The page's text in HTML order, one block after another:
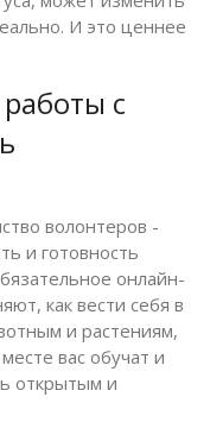
И это ценнее
с
волонтеров -
и готовность
онлайн-
как вести себя в
и растениям,
вас обучат и
открытым и